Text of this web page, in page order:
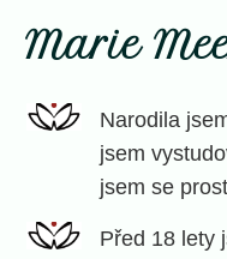
Marie
Narodila
jsem
jsem se
Před 18 lety